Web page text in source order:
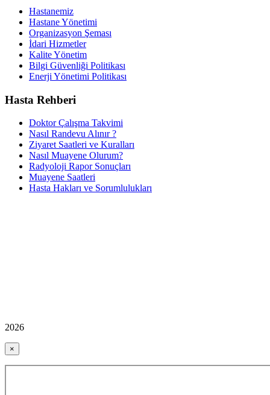
Hastanemiz
Hastane Yönetimi
Organizasyon Şeması
İdari Hizmetler
Kalite Yönetim
Bilgi Güvenliği Politikası
Enerji Yönetimi Politikası
Hasta Rehberi
Doktor Çalışma Takvimi
Nasıl Randevu Alınır ?
Ziyaret Saatleri ve Kuralları
Nasıl Muayene Olurum?
Radyoloji Rapor Sonuçları
Muayene Saatleri
Hasta Hakları ve Sorumlulukları
2026
×